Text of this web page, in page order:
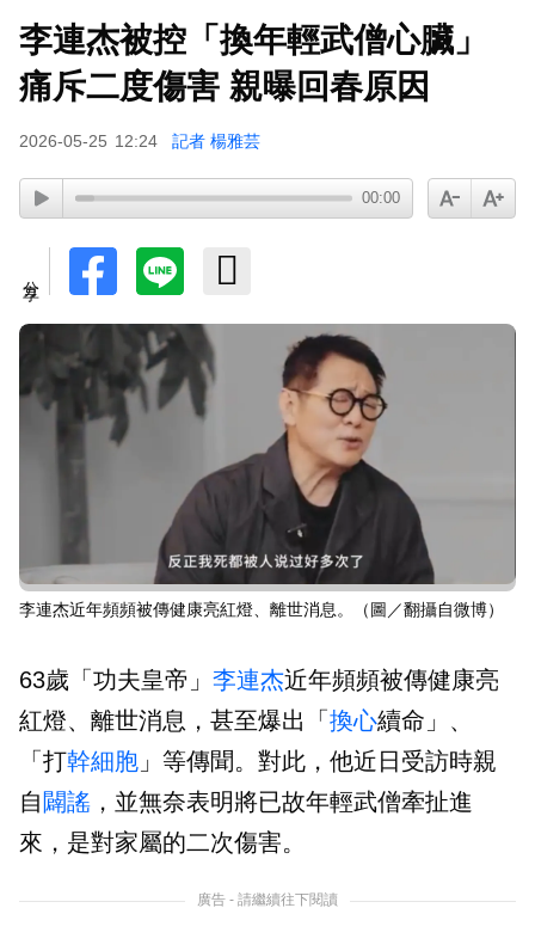
李連杰被控「換年輕武僧心臟」
痛斥二度傷害 親曝回春原因
2026-05-25 12:24 記者 楊雅芸
00:00
李連杰近年頻頻被傳健康亮紅燈、離世消息。（圖／翻攝自微博）
63歲「功夫皇帝」 李連杰近年頻頻被傳健康亮
紅燈、離世消息，甚至爆出「 換心續命」、
「打幹細胞 」等傳聞。對此，他近日受訪時親
自 闢謠 ，並無奈表明將已故年輕武僧牽扯進
來，是對家屬的二次傷害。
廣告 - 請繼續往下閱讀